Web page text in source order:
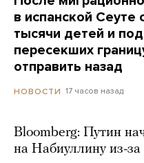
в испанской
тысячи детей и
пересекших
отправить назад
НОВОСТИ 17 часов назад
Bloomberg: Путин
на Набиуллину из-